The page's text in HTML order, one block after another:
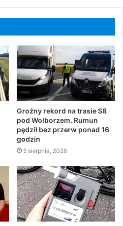
Groźny rekord na trasie S8
pod Wolborzem. Rumun
pędził bez przerw ponad 16
godzin
5 sierpnia, 2026